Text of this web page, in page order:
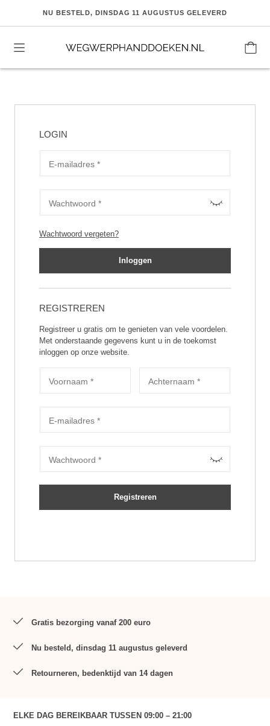
NU BESTELD, DINSDAG 11 AUGUSTUS GELEVERD
LOGIN
E-mailadres *Vereist
Wachtwoord *Vereist
Wachtwoord vergeten?
Inloggen
REGISTREREN
Registreer u gratis om te genieten van vele voordelen.
Met onderstaande gegevens kunt u in de toekomst
inloggen op onze website.
Voornaam * Achternaam*
E-mailadres *Vereist
Wachtwoord *Vereist
Registreren
Gratis bezorging vanaf 200 euro
Nu besteld, dinsdag 11 augustus geleverd
Retourneren, bedenktijd van 14 dagen
ELKE DAG BEREIKBAAR TUSSEN 09:00 – 21:00